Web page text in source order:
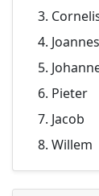
Joannes
Pieter
Jacob
Willem